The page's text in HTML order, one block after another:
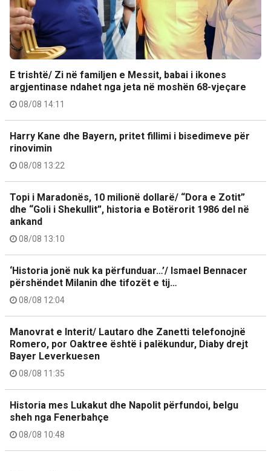
E trishtë/ Zi në familjen e Messit, babai i ikones
argjentinase ndahet nga jeta në moshën 68-vjeçare
08/08 14:11
Harry Kane dhe Bayern, pritet fillimi i bisedimeve për
rinovimin
08/08 13:22
Topi i Maradonës, 10 milionë dollarë/ “Dora e Zotit”
dhe “Goli i Shekullit”, historia e Botërorit 1986 del në
ankand
08/08 13:10
‘Historia jonë nuk ka përfunduar…’/ Ismael Bennacer
përshëndet Milanin dhe tifozët e tij…
08/08 12:04
Manovrat e Interit/ Lautaro dhe Zanetti telefonojnë
Romero, por Oaktree është i palëkundur, Diaby drejt
Bayer Leverkuesen
08/08 11:35
Historia mes Lukakut dhe Napolit përfundoi, belgu
sheh nga Fenerbahçe
08/08 10:48